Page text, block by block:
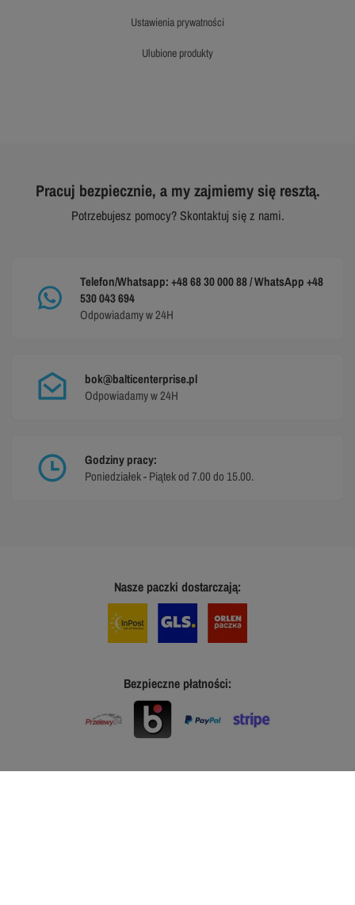
ustawienia prywatności
ulubione produkty
Pracuj bezpiecznie, a my zajmiemy się resztą.
Potrzebujesz pomocy? Skontaktuj się z nami.
Telefon/Whatsapp: +48 68 30 000 88 / WhatsApp +48
530 043 694
Odpowiadamy w 24H
bok@balticenterprise.pl
Odpowiadamy w 24H
Godziny pracy:
Poniedziałek - Piątek od 7.00 do 15.00.
Nasze paczki dostarczają:
Bezpieczne płatności: